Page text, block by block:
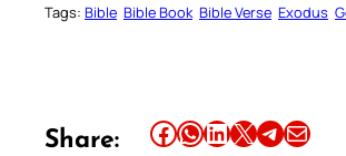
Tags: Bible Bible Book Bible Verse Exodus
Share: Share this article on Facebook Share this article on WhatsApp Share this article on LinkedIn Share this article on X Share this article on TelegramEmail this Article